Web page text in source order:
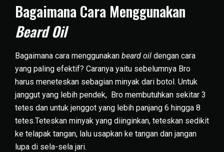
Bagaimana Cara Menggunakan
Beard Oil
Bagaimana cara menggunakan beard oil dengan cara
yang paling efektif? Caranya yaitu sebelumnya Bro
harus meneteskan sebagian minyak dari botol. Untuk
janggut yang lebih pendek, Bro membutuhkan sekitar 3
tetes dan untuk jenggot yang lebih panjang 6 hingga 8
tetes.Teteskan minyak yang diinginkan, teteskan sedikit
ke telapak tangan, lalu usapkan ke tangan dan jangan
lupa di sela-sela jari.